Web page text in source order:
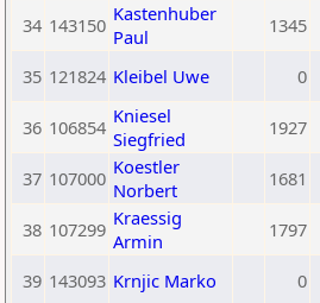
34 143150 Kastenhuber
Paul
1345
35 121824 Kleibel Uwe 0
36 106854 Kniesel
Siegfried
1927
37 107000 Koestler
Norbert
1681
38 107299 Kraessig
Armin
1797
39 143093 Krnjic Marko 0